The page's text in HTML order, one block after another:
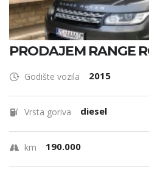
PRODAJEM RANGE
Godište vozila 2015
Vrsta goriva diesel
km 190.000